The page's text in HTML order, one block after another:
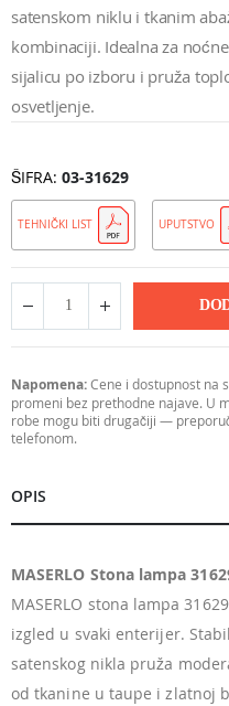
satenskom niklu i tkanim
kombinaciji. Idealna za
sijalicu po izboru i pruža
osvetljenje.
ŠIFRA 03-31629
TEHNIČKI LIST UPUTSTVO
Napomena:Cene i dostupnost na
promeni bez prethodne najave. U
robe mogu biti drugačiji —
telefonom.
OPIS
MASERLO Stona lampa
MASERLO stona lampa
izgled u svaki enterijer.
satenskog nikla pruža
od tkanine u taupe i zlatnoj